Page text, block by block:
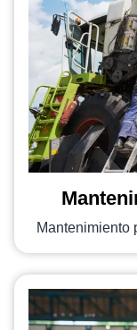
Mantenimiento